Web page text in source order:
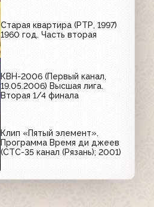
Старая квартира (РТР, 1997)
1960 год. Часть вторая
КВН-2006 (Первый канал,
19.05.2006) Высшая лига.
Вторая 1/4 финала
Клип «Пятый элемент».
Программа Время ди джеев
(СТС-35 канал (Рязань); 2001)